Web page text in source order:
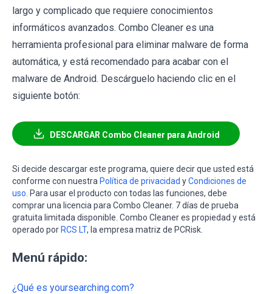
largo y complicado que requiere conocimientos
informáticos avanzados. Combo Cleaner es una
herramienta profesional para eliminar malware de forma
automática, y está recomendado para acabar con el
malware de Android. Descárguelo haciendo clic en el
siguiente botón:
DESCARGAR Combo Cleaner para Android
Si decide descargar este programa, quiere decir que usted está
conforme con nuestra Política de privacidad yCondiciones de
uso . Para usar el producto con todas las funciones, debe
comprar una licencia para Combo Cleaner. 7 días de prueba
gratuita limitada disponible. Combo Cleaner es propiedad y está
operado por RCS LT, la empresa matriz de PCRisk.
Menú rápido:
¿Qué es yoursearching.com?